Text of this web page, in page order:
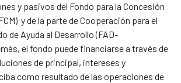
y pasivos del Fondo para la Concesión
y de la parte de Cooperación para el
de Ayuda al Desarrollo (FAD-
el fondo puede financiarse a través de
de principal, intereses y
como resultado de las operaciones de